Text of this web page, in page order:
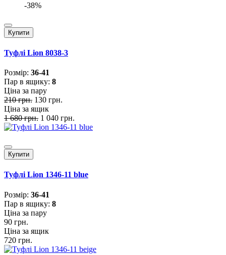
-38%
Купити
Туфлі Lion 8038-3
Розмiр: 36-41
Пар в ящику: 8
Ціна за пару
210 грн. 130 грн.
Ціна за ящик
1 680 грн. 1 040 грн.
Купити
Туфлі Lion 1346-11 blue
Розмiр: 36-41
Пар в ящику: 8
Ціна за пару
90 грн.
Ціна за ящик
720 грн.